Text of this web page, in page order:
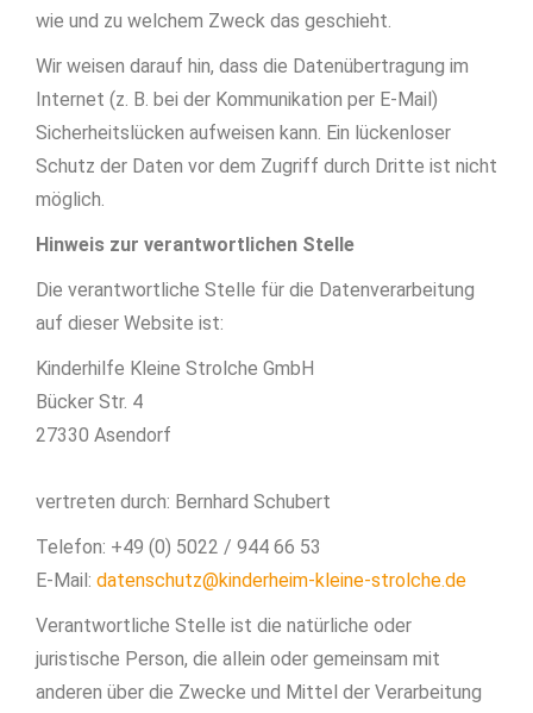
wie und zu welchem Zweck das geschieht.
Wir weisen darauf hin, dass die Datenübertragung im
Internet (z. B. bei der Kommunikation per E-Mail)
Sicherheitslücken aufweisen kann. Ein lückenloser
Schutz der Daten vor dem Zugriff durch Dritte ist nicht
möglich.
Hinweis zur verantwortlichen Stelle
Die verantwortliche Stelle für die Datenverarbeitung
auf dieser Website ist:
Kinderhilfe Kleine Strolche GmbH
Bücker Str. 4
27330 Asendorf
vertreten durch: Bernhard Schubert
Telefon: +49 (0) 5022 / 944 66 53
E-Mail: datenschutz@kinderheim-kleine-strolche.de
Verantwortliche Stelle ist die natürliche oder
juristische Person, die allein oder gemeinsam mit
anderen über die Zwecke und Mittel der Verarbeitung